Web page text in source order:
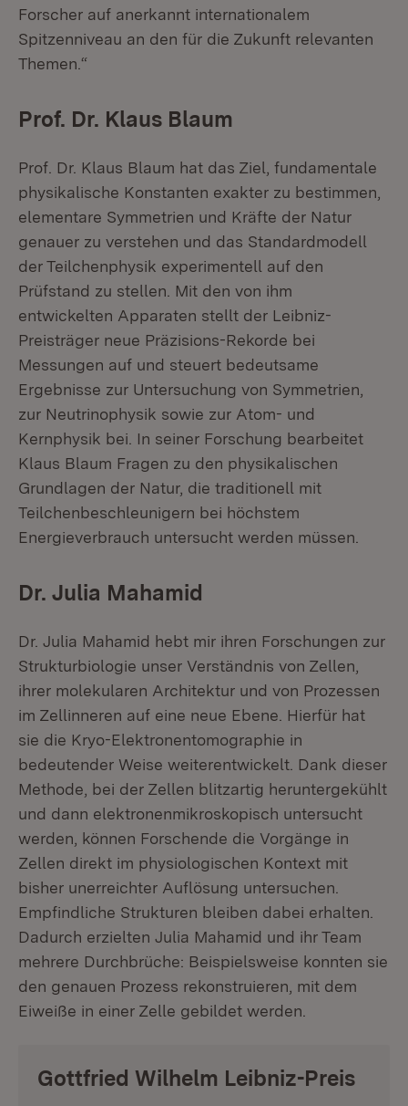
Forscher auf anerkannt internationalem
Spitzenniveau an den für die Zukunft relevanten
Themen.“
Prof. Dr. Klaus Blaum
Prof. Dr. Klaus Blaum hat das Ziel, fundamentale
physikalische Konstanten exakter zu bestimmen,
elementare Symmetrien und Kräfte der Natur
genauer zu verstehen und das Standardmodell
der Teilchenphysik experimentell auf den
Prüfstand zu stellen. Mit den von ihm
entwickelten Apparaten stellt der Leibniz-
Preisträger neue Präzisions-Rekorde bei
Messungen auf und steuert bedeutsame
Ergebnisse zur Untersuchung von Symmetrien,
zur Neutrinophysik sowie zur Atom- und
Kernphysik bei. In seiner Forschung bearbeitet
Klaus Blaum Fragen zu den physikalischen
Grundlagen der Natur, die traditionell mit
Teilchenbeschleunigern bei höchstem
Energieverbrauch untersucht werden müssen.
Dr. Julia Mahamid
Dr. Julia Mahamid hebt mir ihren Forschungen zur
Strukturbiologie unser Verständnis von Zellen,
ihrer molekularen Architektur und von Prozessen
im Zellinneren auf eine neue Ebene. Hierfür hat
sie die Kryo-Elektronentomographie in
bedeutender Weise weiterentwickelt. Dank dieser
Methode, bei der Zellen blitzartig heruntergekühlt
und dann elektronenmikroskopisch untersucht
werden, können Forschende die Vorgänge in
Zellen direkt im physiologischen Kontext mit
bisher unerreichter Auflösung untersuchen.
Empfindliche Strukturen bleiben dabei erhalten.
Dadurch erzielten Julia Mahamid und ihr Team
mehrere Durchbrüche: Beispielsweise konnten sie
den genauen Prozess rekonstruieren, mit dem
Eiweiße in einer Zelle gebildet werden.
Gottfried Wilhelm Leibniz-Preis